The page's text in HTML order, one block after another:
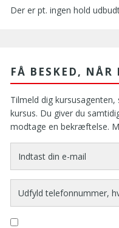
Der er pt. ingen hold
FÅ BESKED, NÅR
Tilmeld dig
kursus. Du giver du
modtage en bekræftelse.